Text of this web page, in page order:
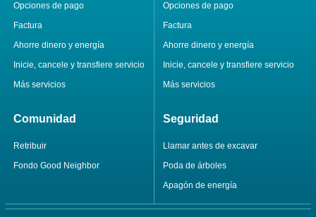
Opciones de pago
Factura
Ahorre dinero y energía
Inicie, cancele y transfiere servicio
Más servicios
Opciones de pago
Factura
Ahorre dinero y energía
Inicie, cancele y transfiere servicio
Más servicios
Comunidad
Retribuir
Fondo Good Neighbor
Seguridad
Llamar antes de excavar
Poda de árboles
Apagón de energía